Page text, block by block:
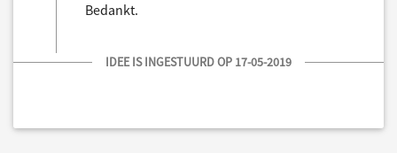
Bedankt.
IDEE IS INGESTUURD OP 17-05-2019